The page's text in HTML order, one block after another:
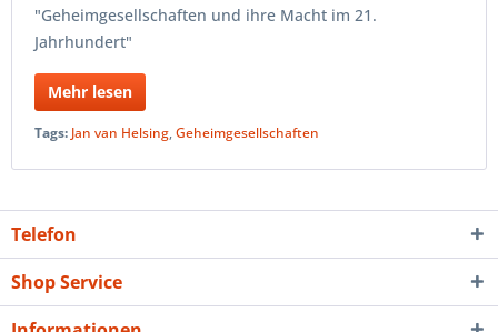
"Geheimgesellschaften und ihre Macht im 21.
Jahrhundert"
Mehr lesen
Tags: Jan van Helsing,Geheimgesellschaften
Telefon
Shop Service